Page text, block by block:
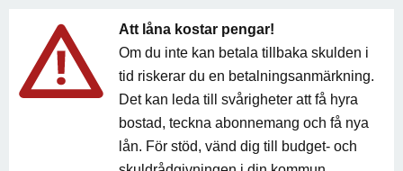
Att låna kostar pengar!
Om du inte kan betala tillbaka skulden i
tid riskerar du en betalningsanmärkning.
Det kan leda till svårigheter att få hyra
bostad, teckna abonnemang och få nya
lån. För stöd, vänd dig till budget- och